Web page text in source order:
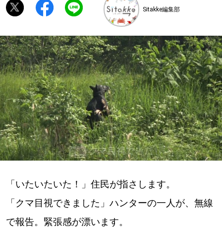
深める
ゆるむ
SitakkeTV
LOCAL ローカルエリア
all
札幌
道北
Sitakke編集部
「いたいたいた！」住民が指さします。
「クマ目視できました」ハンターの一人が、無線
で報告。緊張感が漂います。